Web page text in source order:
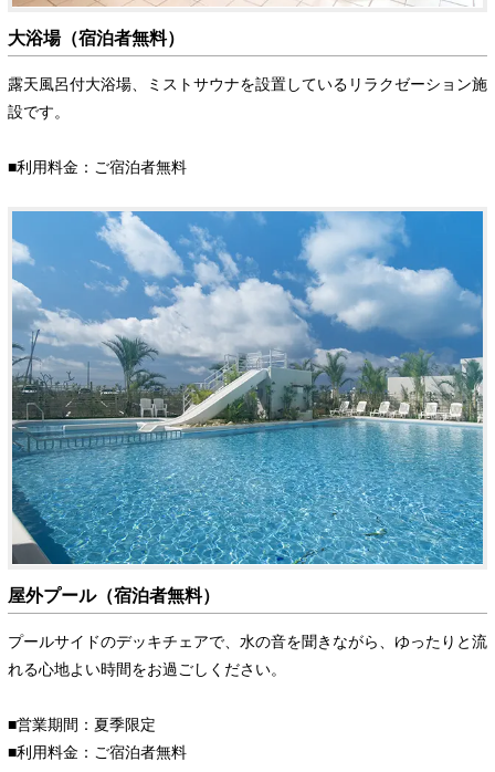
大浴場（宿泊者無料）
露天風呂付大浴場、ミストサウナを設置しているリラクゼーション施
設です。
■利用料金：ご宿泊者無料
屋外プール（宿泊者無料）
プールサイドのデッキチェアで、水の音を聞きながら、ゆったりと流
れる心地よい時間をお過ごしください。
■営業期間：夏季限定
■利用料金：ご宿泊者無料